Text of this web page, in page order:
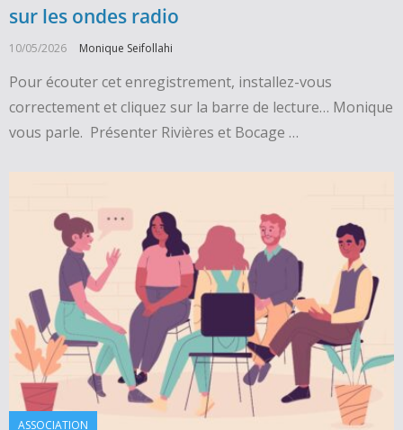
sur les ondes radio
10/05/2026 Monique Seifollahi
Pour écouter cet enregistrement, installez-vous
correctement et cliquez sur la barre de lecture… Monique
vous parle. Présenter Rivières et Bocage …
ASSOCIATION